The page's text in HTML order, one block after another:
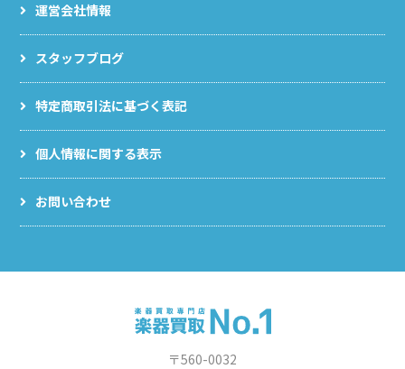
運営会社情報
スタッフブログ
特定商取引法に基づく表記
個人情報に関する表示
お問い合わせ
〒560-0032